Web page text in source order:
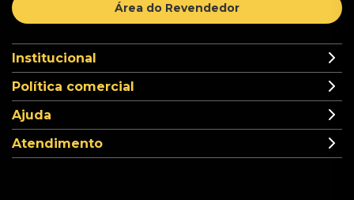
Área do Revendedor
Institucional
Política comercial
Ajuda
Atendimento